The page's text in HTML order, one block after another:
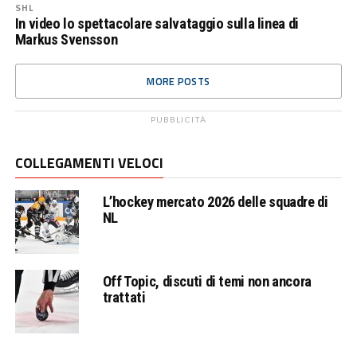
SHL
In video lo spettacolare salvataggio sulla linea di
Markus Svensson
MORE POSTS
PUBBLICITÀ
COLLEGAMENTI VELOCI
L’hockey mercato 2026 delle squadre di
NL
Off Topic, discuti di temi non ancora
trattati